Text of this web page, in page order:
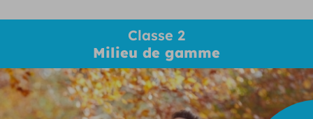
Classe 2
Milieu de gamme